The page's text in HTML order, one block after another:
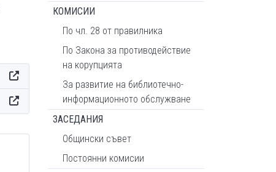
КОМИСИИ
По чл. 28 от правилника
По Закона за противодействие
на корупцията
За развитие на библиотечно-
информационното обслужване
ЗАСЕДАНИЯ
Общински съвет
Постоянни комисии